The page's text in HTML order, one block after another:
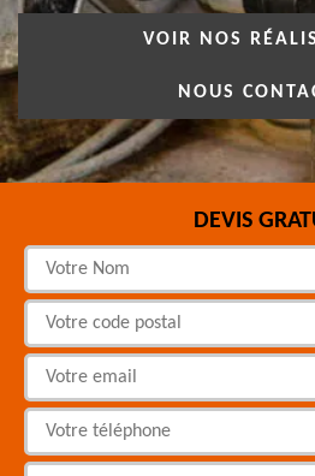
VOIR NOS
NOUS
DEVIS